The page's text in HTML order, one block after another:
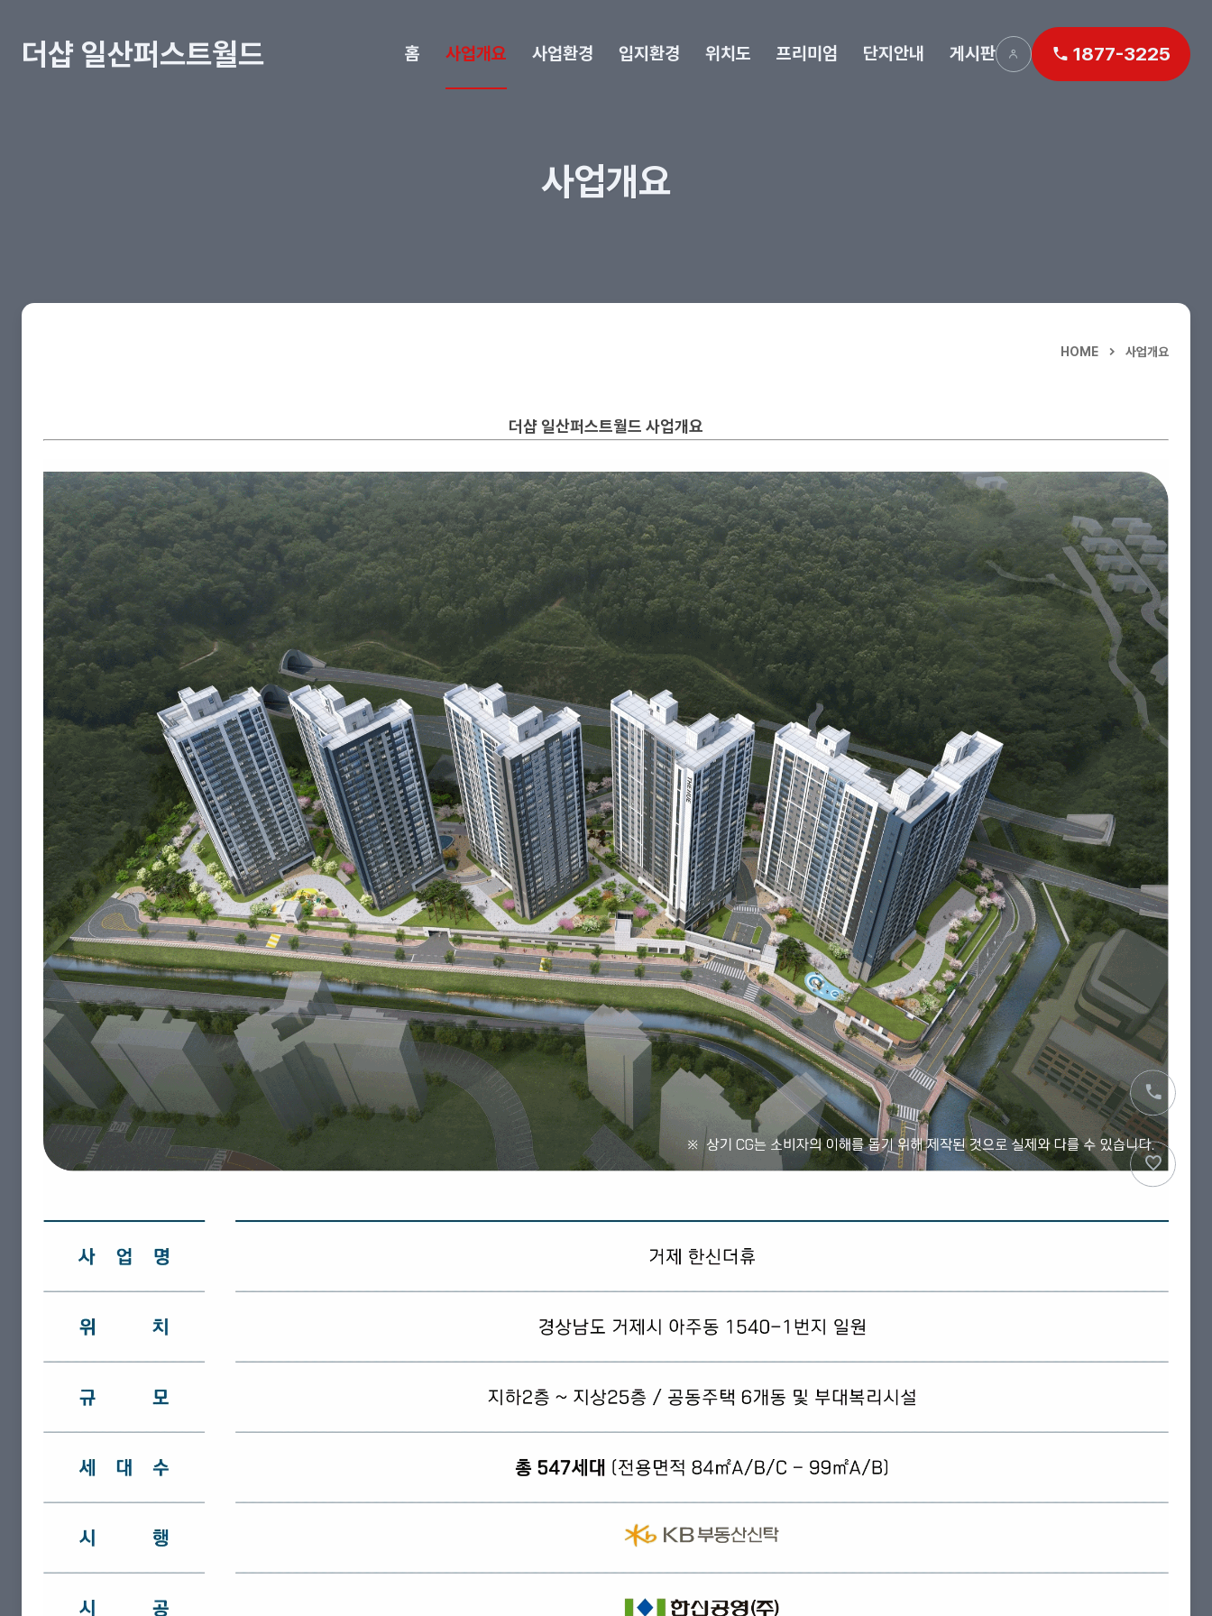
더샵 일산퍼스트월드 홈 사업개요 사업환경 입지환경 위치도 프리미엄 단지안내 게시판 1877-3225
사업개요
HOME 사업개요
더샵 일산퍼스트월드 사업개요